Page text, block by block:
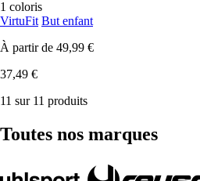
1 coloris
VirtuFit But enfant
À partir de 49,99 €
37,49 €
11 sur 11 produits
Toutes nos marques